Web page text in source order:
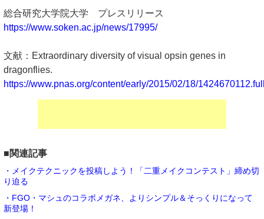
総合研究大学院大学 プレスリリース
https://www.soken.ac.jp/news/17995/
文献：Extraordinary diversity of visual opsin genes in
dragonflies.
https://www.pnas.org/content/early/2015/02/18/
■関連記事
・メイクテクニックを投稿しよう！「二重メイクコンテスト」締め切
り迫る
・FGO・マシュのコラボメガネ、よりシンプル＆そっくりになって
新登場！